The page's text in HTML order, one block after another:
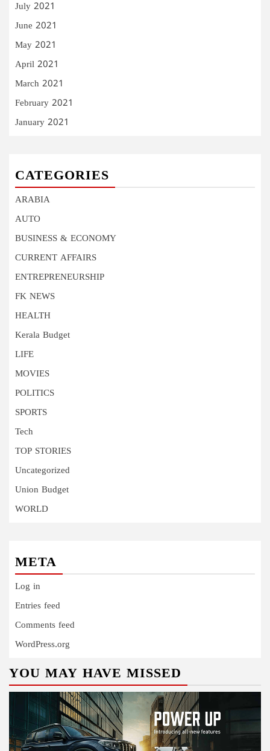
July 2021
June 2021
May 2021
April 2021
March 2021
February 2021
January 2021
CATEGORIES
ARABIA
AUTO
BUSINESS & ECONOMY
CURRENT AFFAIRS
ENTREPRENEURSHIP
FK NEWS
HEALTH
Kerala Budget
LIFE
MOVIES
POLITICS
SPORTS
Tech
TOP STORIES
Uncategorized
Union Budget
WORLD
META
Log in
Entries feed
Comments feed
WordPress.org
YOU MAY HAVE MISSED